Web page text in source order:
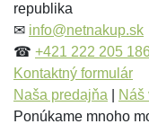
Meno:*
E-mail:
E-mail:*
Správa*
republika
✉ info@netnakup.sk
☎ +421 222 205
Kontaktný formulár
Naša predajňa
Náš
Ponúkame mnoho